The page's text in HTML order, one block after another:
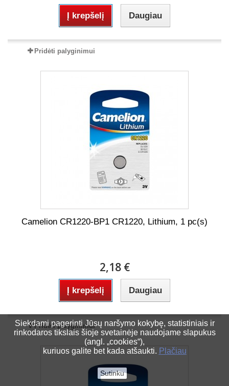
Siekdami pagerinti Jūsų naršymo kokybę, statistiniais ir
rinkodaros tikslais šioje svetainėje naudojame slapukus
(angl. „cookies“),
kuriuos galite bet kada atšaukti. Plačiau
Sutinku
Į krepšelį Daugiau
Pridėti palyginimui
Camelion CR1220-BP1 CR1220, Lithium, 1 pc(s)
2,18 €
Į krepšelį Daugiau
Pridėti palyginimui